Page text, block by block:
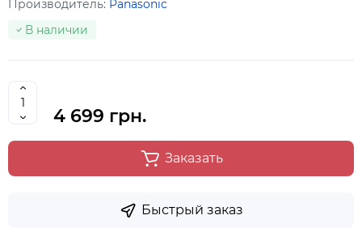
Производитель: Panasonic
В наличии
4 699 грн.
Заказать
Быстрый заказ